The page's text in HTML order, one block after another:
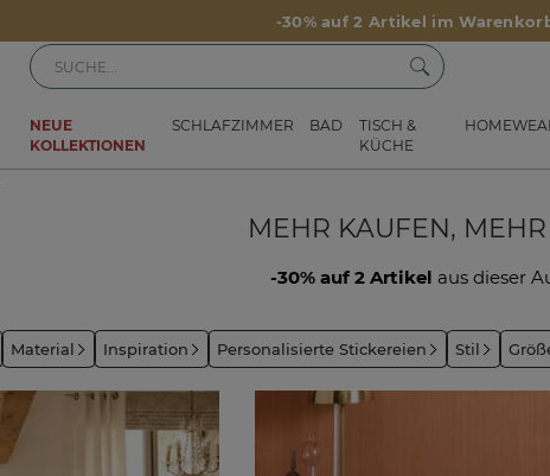
-30% auf 2 Artikel im
NEUE
KOLLEKTIONEN
SCHLAFZIMMER BAD
TISCH &
KÜCHE
MEHR KAUFEN,
-30% auf 2 Artikel aus dieser
Material Inspiration Personalisierte Stickereien Stil